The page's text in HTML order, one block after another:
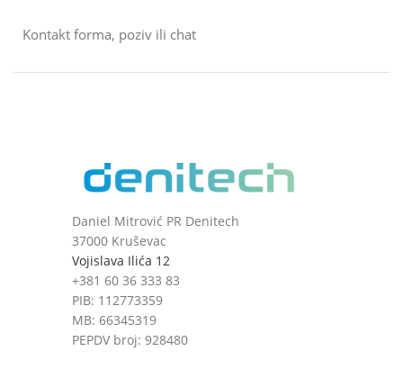
Kontakt forma, poziv ili chat
Daniel Mitrović PR Denitech
37000 Kruševac
Vojislava Ilića 12
+381 60 36 333 83
PIB: 112773359
MB: 66345319
PEPDV broj: 928480